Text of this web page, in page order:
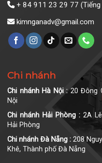
+ 84 911 23 29 77
kimnganadv@gmail.com
Chi nhánh
Chi nhánh Hà Nội :20 Đông
Nội
Chi nhánh Hải Phòng : 2A
Hải Phòng
Chi nhánh Đà Nẵng : 208
Khê, Thành phố Đà Nẵng